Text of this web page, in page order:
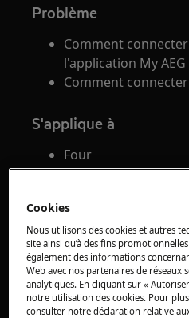
Problème
Comment
l'application My
Comment
S'applique à
Four
Vérifiez si le signal
fort et vérifiez si
tablette est
bande 2,4 GHz.
Téléchargez
Cookies
Nous utilisons des cookies et autres
site ainsi qu’à des fins
également des informations
Web avec nos partenaires de réseaux
analytiques. En cliquant sur «
notre utilisation des cookies. Pour
consulter notre déclaration relative